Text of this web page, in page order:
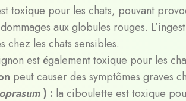
toxique pour les chats, pouvant
aux globules rouges.
chez les chats sensibles.
est également toxique pour les
peut causer des symptômes graves
) : la ciboulette est toxique